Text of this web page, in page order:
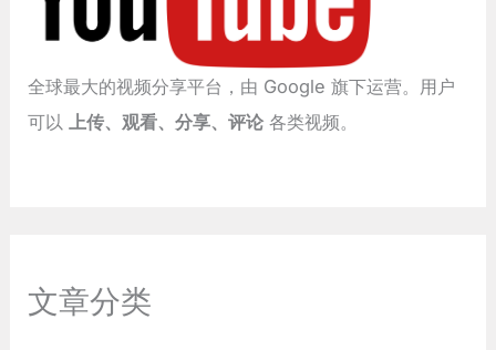
全球最大的视频分享平台，由 Google 旗下运营。用户
可以
上传、观看、分享、评论 各类视频。
文章分类